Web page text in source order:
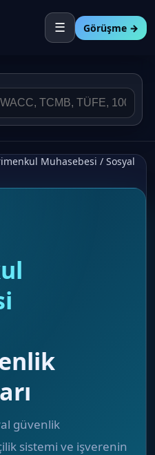
☰ Görüşme →
Muhasebesi / Sosyal
güvenlik
sistemi ve işverenin